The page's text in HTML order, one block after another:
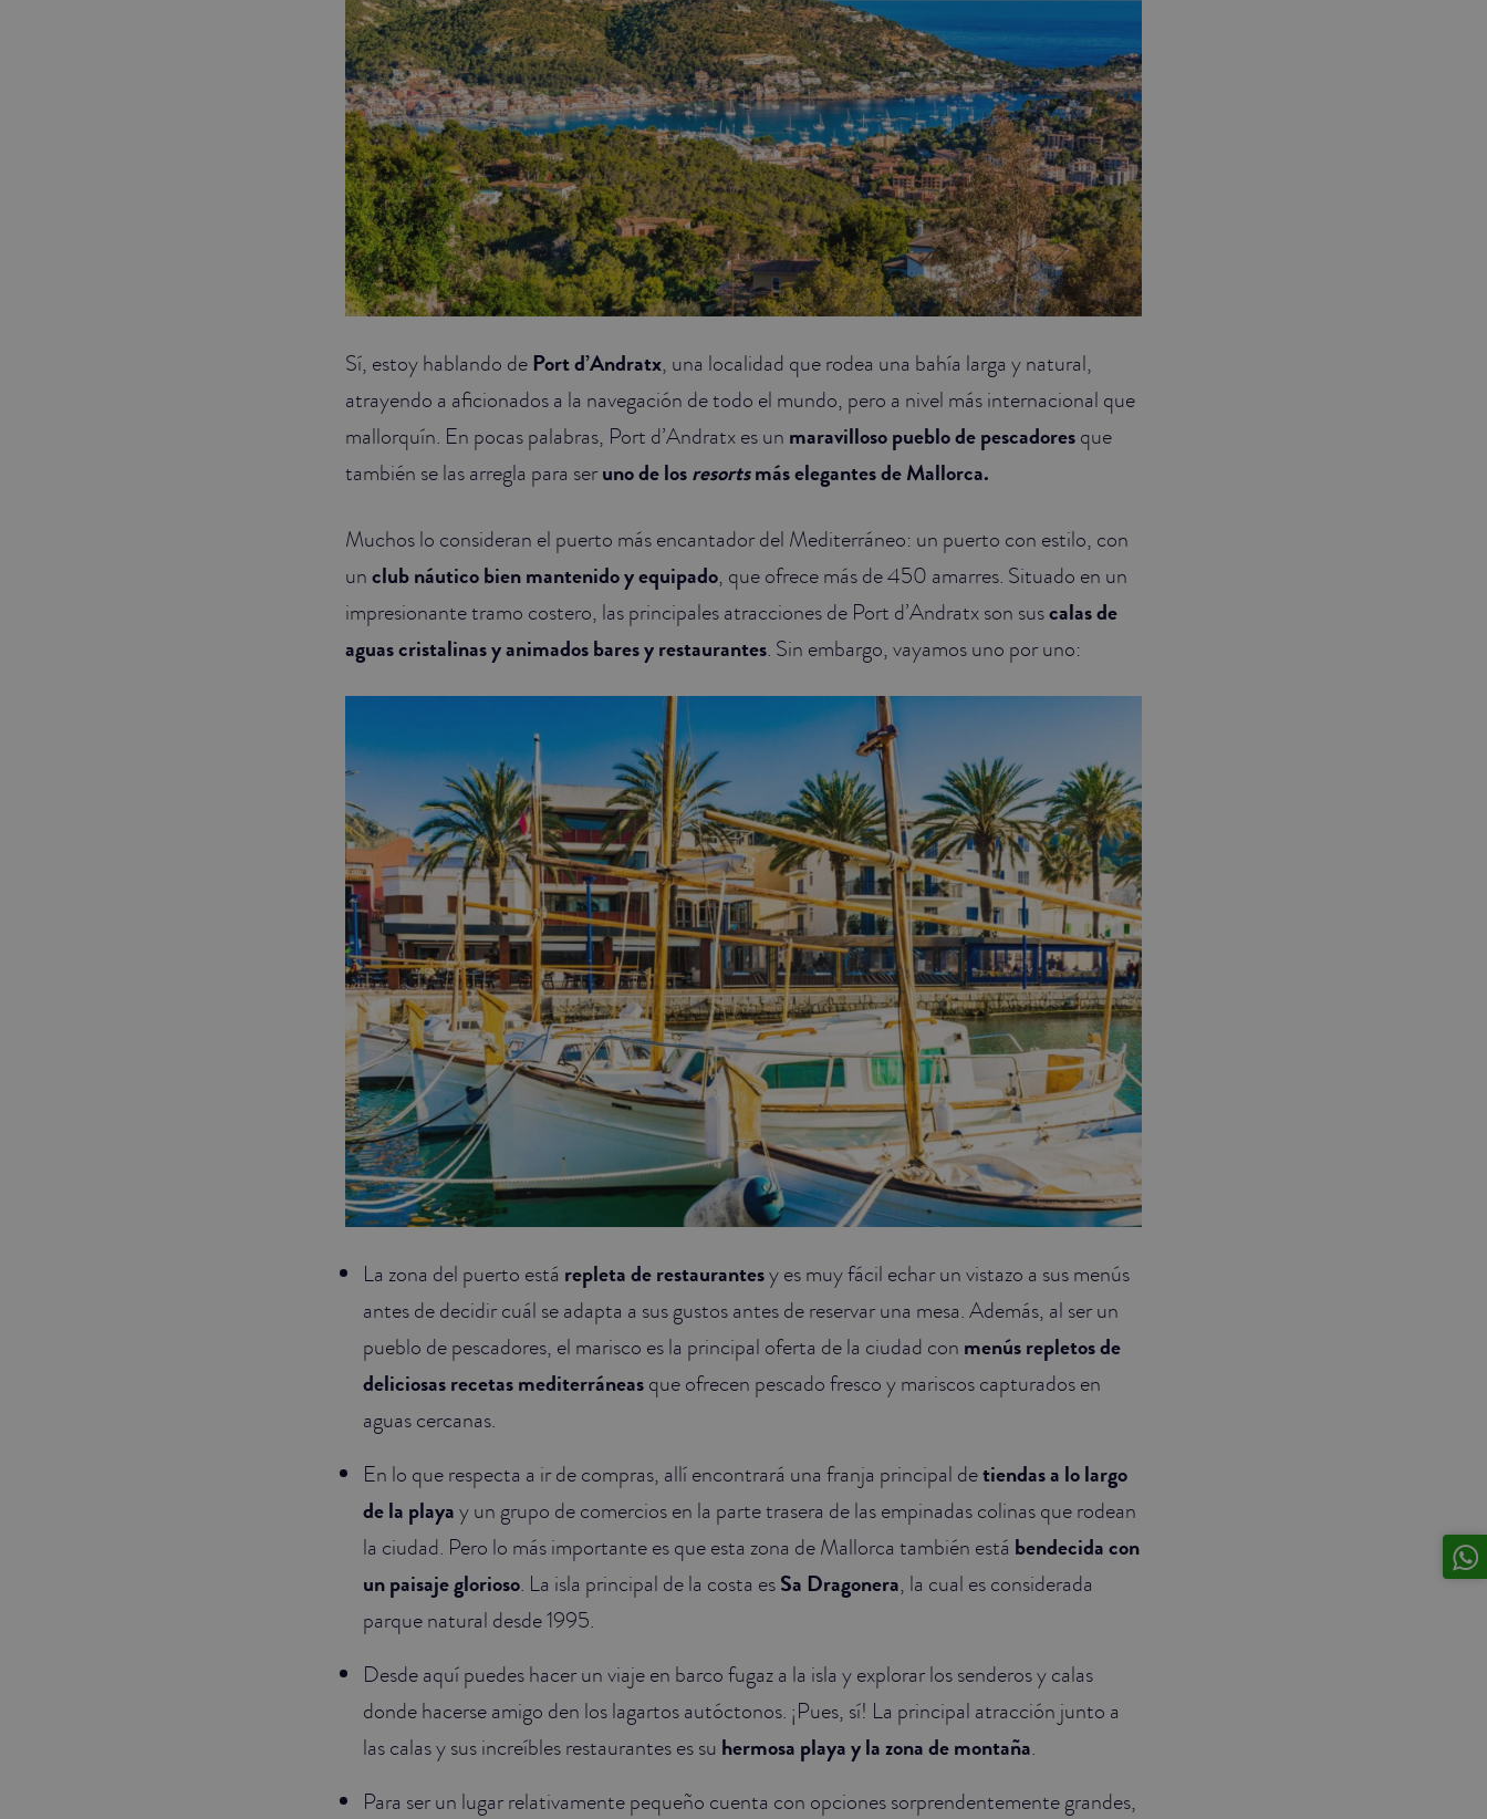
Sí, estoy hablando dePort d’Andratx, una localidad que rodea una bahía larga y natural,
atrayendo a aficionados a la navegación de todo el mundo, pero a nivel más internacional que
mallorquín. En pocas palabras, Port d’Andratx es un maravilloso pueblo de pescadoresque
también se las arregla para seruno de losresortsmás elegantes de Mallorca.
Muchos lo consideran el puerto más encantador del Mediterráneo: un puerto con estilo, con
unclub náutico bien mantenido y equipado, que ofrece más de 450 amarres. Situado en un
impresionante tramo costero, las principales atracciones de Port d’Andratx son suscalas de
aguas cristalinas y animados bares y restaurantes. Sin embargo, vayamos uno por uno:
La zona del puerto está repleta de restaurantesy es muy fácil echar un vistazo a sus menús
antes de decidir cuál se adapta a sus gustos antes de reservar una mesa. Además, al ser un
pueblo de pescadores, el marisco es la principal oferta de la ciudad con menús repletos de
deliciosas recetas mediterráneasque ofrecen pescado fresco y mariscos capturados en
aguas cercanas.
En lo que respecta a ir de compras, allí encontrará una franja principal detiendas a lo largo
de la playay un grupo de comercios en la parte trasera de las empinadas colinas que rodean
la ciudad. Pero lo más importante es que esta zona de Mallorca también está bendecida con
un paisaje glorioso. La isla principal de la costa esSa Dragonera, la cual es considerada
parque natural desde 1995.
Desde aquí puedes hacer un viaje en barco fugaz a la isla y explorar los senderos y calas
donde hacerse amigo den los lagartos autóctonos. ¡Pues, sí! La principal atracción junto a
las calas y sus increíbles restaurantes es su hermosa playa y la zona de montaña.
Para ser un lugar relativamente pequeño cuenta con opciones sorprendentemente grandes,